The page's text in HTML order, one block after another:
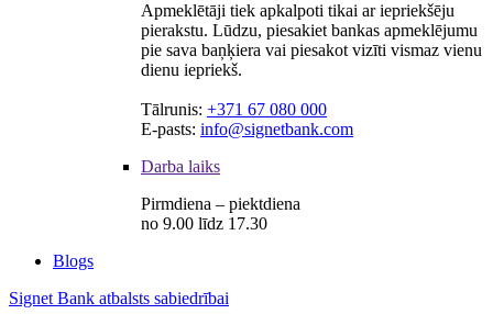
Apmeklētāji tiek apkalpoti tikai ar iepriekšēju
pierakstu. Lūdzu, piesakiet bankas apmeklējumu
pie sava baņķiera vai piesakot vizīti vismaz vienu
dienu iepriekš.
Tālrunis: +371 67 080 000
E-pasts: info@signetbank.com
Darba laiks
Pirmdiena – piektdiena
no 9.00 līdz 17.30
Blogs
Signet Bank atbalsts sabiedrībai